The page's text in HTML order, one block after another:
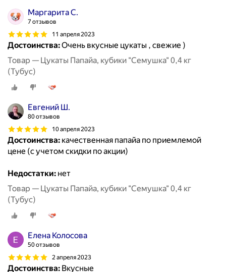
Маргарита С.
7 отзывов
11 апреля 2023
Достоинства:Очень вкусные цукаты , свежие )
Товар — Цукаты Папайа, кубики "Семушка" 0,4 кг
(Тубус)
Евгений Ш.
80 отзывов
10 апреля 2023
Достоинства: качественная папайа по приемлемой
цене (с учетом скидки по акции)
Недостатки: нет
Товар — Цукаты Папайа, кубики "Семушка" 0,4 кг
(Тубус)
Елена Колосова
50 отзывов
2 апреля 2023
Достоинства: Вкусные